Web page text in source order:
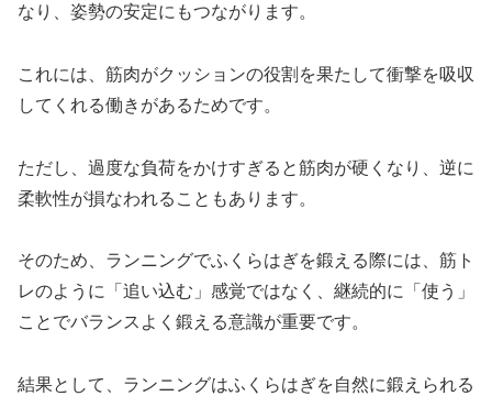
なり、姿勢の安定にもつながります。
これには、筋肉がクッションの役割を果たして衝撃を吸収
してくれる働きがあるためです。
ただし、過度な負荷をかけすぎると筋肉が硬くなり、逆に
柔軟性が損なわれることもあります。
そのため、ランニングでふくらはぎを鍛える際には、筋ト
レのように「追い込む」感覚ではなく、継続的に「使う」
ことでバランスよく鍛える意識が重要です。
結果として、ランニングはふくらはぎを自然に鍛えられる